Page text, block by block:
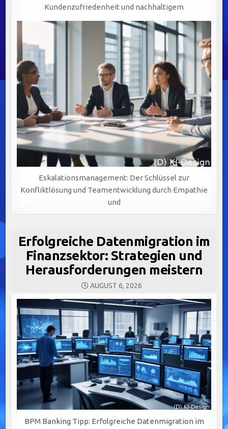
Kundenzufriedenheit und nachhaltigem
Eskalationsmanagement: Der Schlüssel zur
Konfliktlösung und Teamentwicklung durch Empathie
und
Erfolgreiche Datenmigration im
Finanzsektor: Strategien und
Herausforderungen meistern
AUGUST 6, 2026
BPM Banking Tipp: Erfolgreiche Datenmigration im